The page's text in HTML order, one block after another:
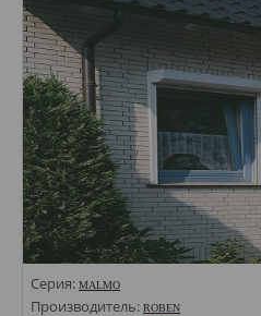
Серия: MALMO
Производитель: ROBEN